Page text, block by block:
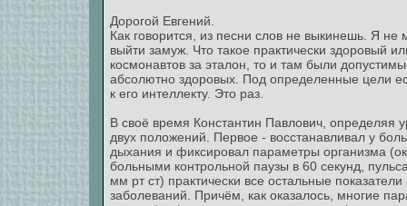
Дорогой Евгений.
Как говорится, из песни слов не выкинешь. Я
выйти замуж. Что такое практически здоровый
космонавтов за эталон, то и там были
абсолютно здоровых. Под определенные цели
к его интеллекту. Это раз.
В своё время Константин Павлович, определяя
двух положений. Первое - восстанавливал у
дыхания и фиксировал параметры организма
больными контрольной паузы в 60 секунд,
мм рт ст) практически все остальные
заболеваний. Причём, как оказалось, многие